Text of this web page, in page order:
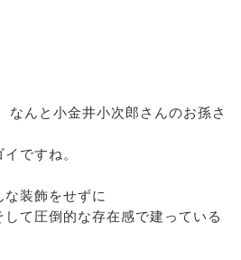
なんと小金井小次郎さんのお孫さ
ですね。
装飾をせずに
て圧倒的な存在感で建っている